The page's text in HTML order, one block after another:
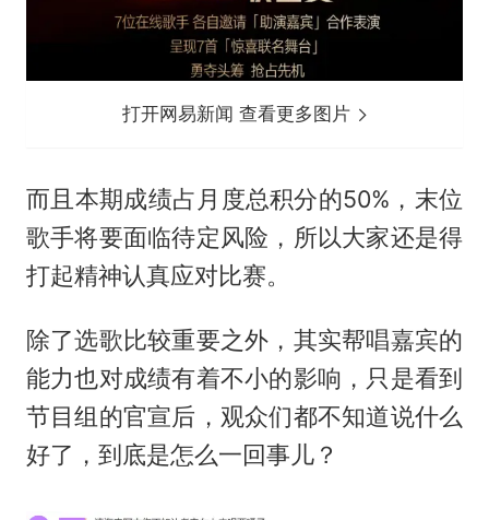
打开网易新闻 查看更多图片
而且本期成绩占月度总积分的50%，末位
歌手将要面临待定风险，所以大家还是得
打起精神认真应对比赛。
除了选歌比较重要之外，其实帮唱嘉宾的
能力也对成绩有着不小的影响，只是看到
节目组的官宣后，观众们都不知道说什么
好了，到底是怎么一回事儿？